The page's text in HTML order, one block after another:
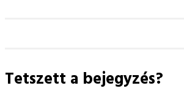
Tetszett a bejegyzés?